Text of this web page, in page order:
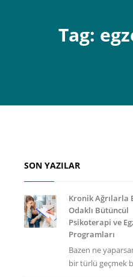
Tag:
SON YAZILAR
Kronik Ağrılarla
Odaklı Bütüncül
Psikoterapi ve
Programları
Bazen ne
bir türlü geçmek